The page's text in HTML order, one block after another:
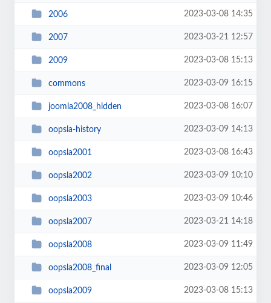
2006 2023-03-08 14:35
2007 2023-03-21 12:57
2009 2023-03-08 15:13
commons 2023-03-09 16:15
joomla2008_hidden 2023-03-08 16:07
oopsla-history 2023-03-09 14:13
oopsla2001 2023-03-08 16:43
oopsla2002 2023-03-09 10:10
oopsla2003 2023-03-09 10:46
oopsla2007 2023-03-21 14:18
oopsla2008 2023-03-09 11:49
oopsla2008_final 2023-03-09 12:05
oopsla2009 2023-03-08 15:13